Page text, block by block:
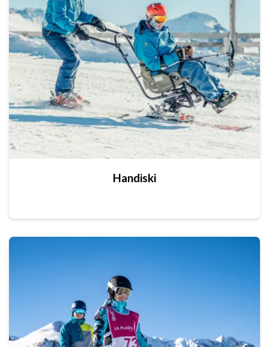
Handiski